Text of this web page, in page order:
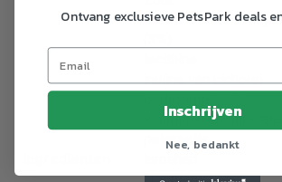
Nieuw-Zeelandse
inuline van cichorei
vitaminen en mineralen
peterselie
Ontvang exclusieve PetsPark deals
Inschrijven
Nee, bedankt